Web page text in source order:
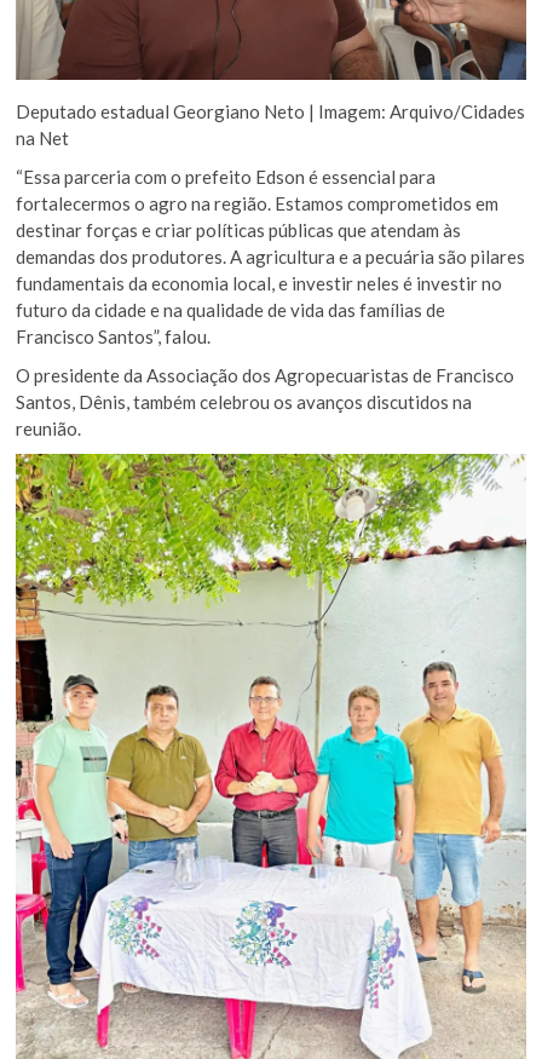
Deputado estadual Georgiano Neto | Imagem: Arquivo/Cidades
na Net
“Essa parceria com o prefeito Edson é essencial para
fortalecermos o agro na região. Estamos comprometidos em
destinar forças e criar políticas públicas que atendam às
demandas dos produtores. A agricultura e a pecuária são pilares
fundamentais da economia local, e investir neles é investir no
futuro da cidade e na qualidade de vida das famílias de
Francisco Santos”, falou.
O presidente da Associação dos Agropecuaristas de Francisco
Santos, Dênis, também celebrou os avanços discutidos na
reunião.